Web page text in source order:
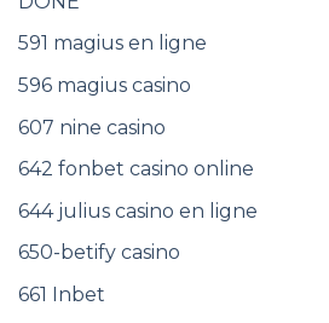
591 magius en ligne
596 magius casino
607 nine casino
642 fonbet casino online
644 julius casino en ligne
650-betify casino
661 Inbet